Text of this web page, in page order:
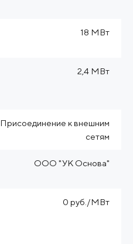
18 МВт
2,4 МВт
Присоединение к внешним
сетям
ООО "УК Основа"
0 руб./МВт